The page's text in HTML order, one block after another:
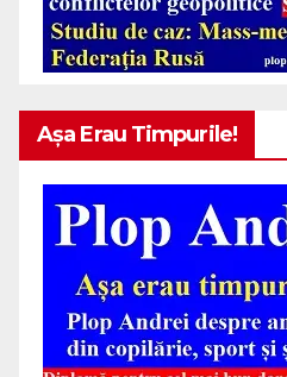
Așa Erau Timpurile!